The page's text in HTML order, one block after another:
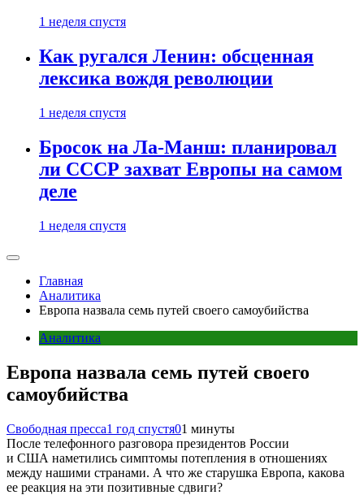
1 неделя спустя
Как ругался Ленин: обсценная
лексика вождя революции
1 неделя спустя
Бросок на Ла-Манш: планировал
ли СССР захват Европы на самом
деле
1 неделя спустя
Главная
Аналитика
Европа назвала семь путей своего самоубийства
Аналитика
Европа назвала семь путей своего
самоубийства
Свободная пресса1 год спустя01 минуты
После телефонного разговора президентов России
и США наметились симптомы потепления в отношениях
между нашими странами. А что же старушка Европа, какова
ее реакция на эти позитивные сдвиги?